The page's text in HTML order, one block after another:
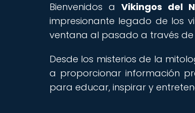
Bienvenidos a Vikingos del
impresionante legado de los
ventana al pasado a través
Desde los misterios de la
a proporcionar información
para educar, inspirar y